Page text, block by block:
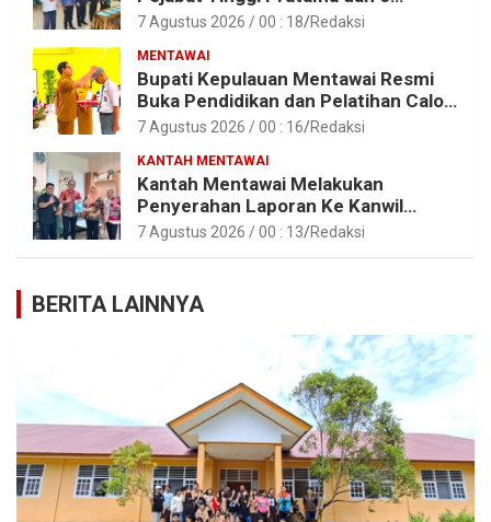
Pejabat Fungsional di Lingkungan
7 Agustus 2026 / 00 : 18 Redaksi
MENTAWAI
Bupati Kepulauan Mentawai Resmi
Buka Pendidikan dan Pelatihan Calon
Paskibraka Tahun 2026
7 Agustus 2026 / 00 : 16 Redaksi
KANTAH MENTAWAI
Kantah Mentawai Melakukan
Penyerahan Laporan Ke Kanwil
Kemen ATR/BPN RI Sumbar
7 Agustus 2026 / 00 : 13 Redaksi
BERITA LAINNYA